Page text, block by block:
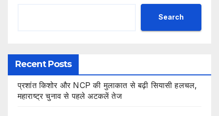
Search
Recent Posts
प्रशांत किशोर और NCP की मुलाकात से बढ़ी सियासी हलचल,
महाराष्ट्र चुनाव से पहले अटकलें तेज